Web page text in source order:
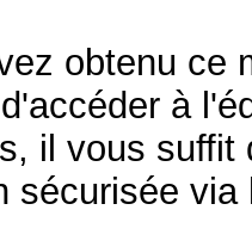
obtenu ce
à
il vous suffit
sécurisée